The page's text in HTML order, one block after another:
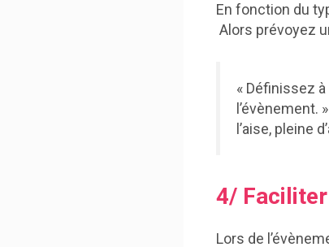
En fonction du
Alors prévoyez
« Définissez
l’aise, pleine
4/ Faciliter
Lors de